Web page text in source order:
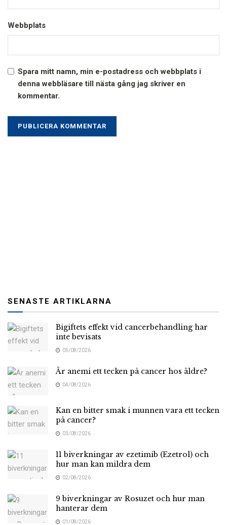
Webbplats
Spara mitt namn, min e-postadress och webbplats i
denna webbläsare till nästa gång jag skriver en
kommentar.
SENASTE ARTIKLARNA
Bigiftets effekt vid cancerbehandling har
inte bevisats
05/08/2026
Är anemi ett tecken på cancer hos äldre?
04/08/2026
Kan en bitter smak i munnen vara ett tecken
på cancer?
03/08/2026
11 biverkningar av ezetimib (Ezetrol) och
hur man kan mildra dem
02/08/2026
9 biverkningar av Rosuzet och hur man
hanterar dem
01/08/2026